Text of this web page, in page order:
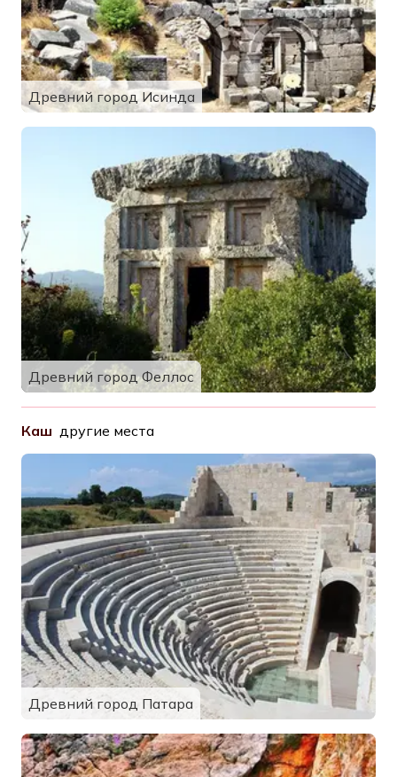
Древний город Исинда
Древний город Феллос
Каш другие места
Древний город Патара